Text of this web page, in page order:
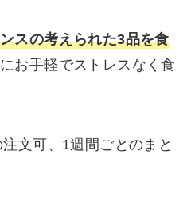
スの考えられた3品を食
お手軽でストレスなく食
文可、1週間ごとのまと